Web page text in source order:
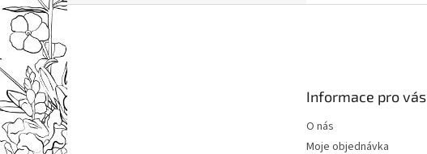
Z
a
í
Informace pro vás
O nás
Moje objednávka